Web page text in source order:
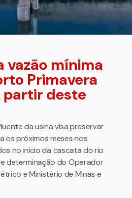
vazão mínima
Primavera
deste
da usina visa preservar
os próximos meses nos
no início da cascata do rio
determinação do Operador
e Ministério de Minas e